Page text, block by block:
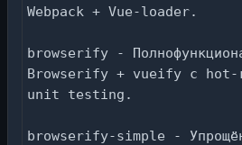
Webpack + Vue-loader.
browserify -
Browserify + vueify с
unit testing.
browserify-simple -